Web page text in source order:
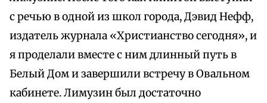
с речью в одной из школ города, Дэвид Нефф,
издатель журнала «Христианство сегодня», и
я проделали вместе с ним длинный путь в
Белый Дом и завершили встречу в Овальном
кабинете. Лимузин был достаточно